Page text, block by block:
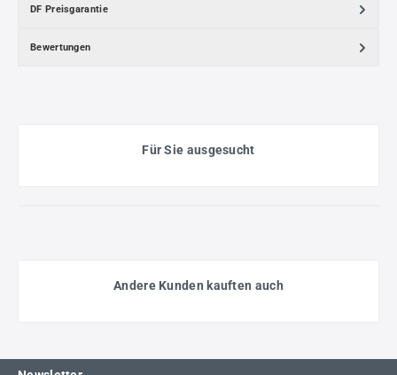
DF Preisgarantie
Bewertungen
Für Sie ausgesucht
Andere Kunden kauften auch